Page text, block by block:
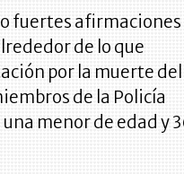
fuertes afirmaciones
de lo que
por la muerte del
de la Policía
menor de edad y